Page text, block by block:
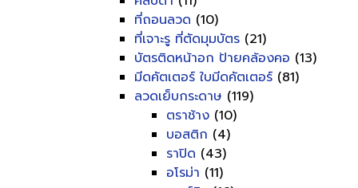
ที่ถอนลวด (10)
ที่เจาะรู ที่ตัดมุมบัตร (21)
บัตรติดหน้าอก ป้ายคล้องคอ (13)
มีดคัตเตอร์ ใบมีดคัตเตอร์ (81)
ลวดเย็บกระดาษ (119)
ตราช้าง (10)
บอสติก (4)
ราปิด (43)
อโรม่า (11)